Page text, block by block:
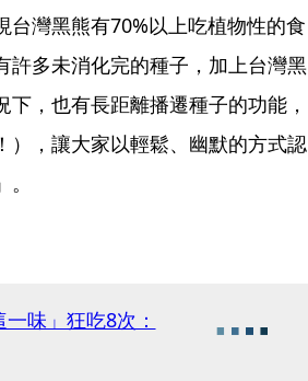
灣黑熊有70%以上吃植物性的食
許多未消化完的種子，加上台灣黑
，也有長距離播遷種子的功能，
），讓大家以輕鬆、幽默的方式認
味」狂吃8次：